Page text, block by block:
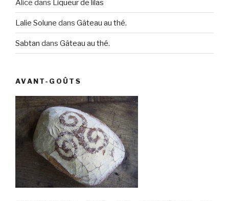
Alice dans Liqueur de lilas
Lalie Solune dans Gâteau au thé.
Sabtan dans Gâteau au thé.
AVANT-GOÛTS